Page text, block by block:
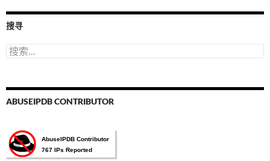
选
择
搜寻
搜
索：
ABUSEIPDB CONTRIBUTOR